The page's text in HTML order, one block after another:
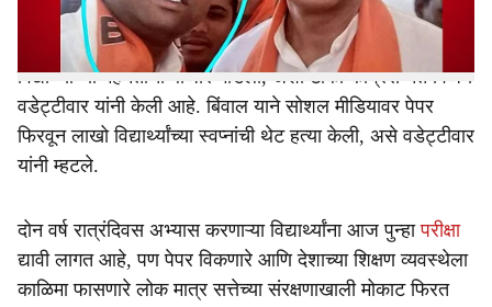
भारतीय जनता पार्टीचा नेता दिनेश बिंवाल याने ३० लाख रुपयांत
NEET चा पेपर विकत घेतला आणि तो पुढे लाखो रुपयांत विकून
विद्यार्थ्यांच्या मेहनतीचा बाजार मांडला, अशी टीका काँग्रेस नेते विजय
वडेट्टीवार यांनी केली आहे. बिंवाल याने सोशल मीडियावर पेपर
फिरवून लाखो विद्यार्थ्यांच्या स्वप्नांची थेट हत्या केली, असे वडेट्टीवार
यांनी म्हटले.
दोन वर्ष रात्रंदिवस अभ्यास करणाऱ्या विद्यार्थ्यांना आज पुन्हापरीक्षा
द्यावी लागत आहे, पण पेपर विकणारे आणि देशाच्या शिक्षण व्यवस्थेला
काळिमा फासणारे लोक मात्र सत्तेच्या संरक्षणाखाली मोकाट फिरत